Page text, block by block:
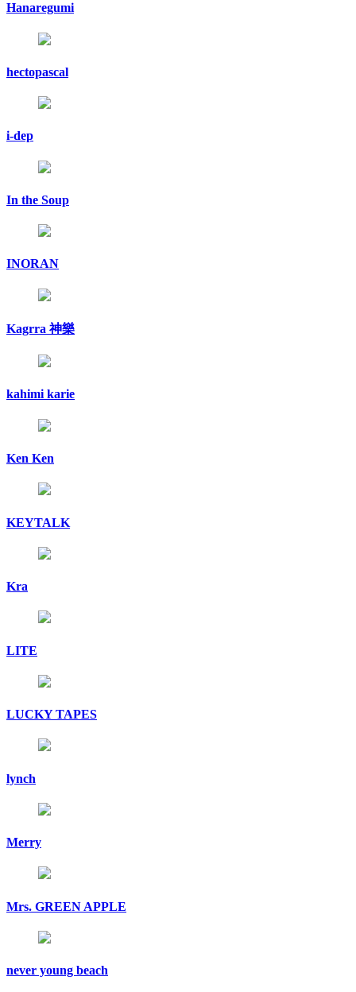
Hanaregumi
hectopascal
i-dep
In the Soup
INORAN
Kagrra 神樂
kahimi karie
Ken Ken
KEYTALK
Kra
LITE
LUCKY TAPES
lynch
Merry
Mrs. GREEN APPLE
never young beach